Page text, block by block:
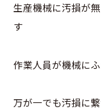
生産機械に汚損が
す
作業人員が機械に
万が一でも汚損に